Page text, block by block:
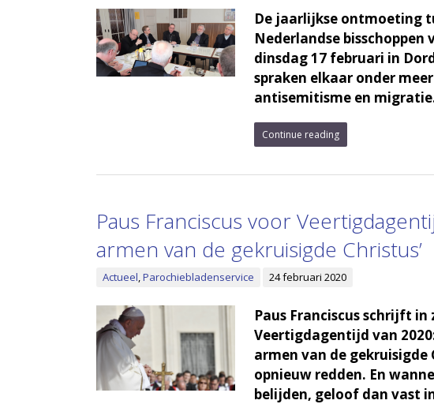
De jaarlijkse ontmoeting
Nederlandse bisschoppen
dinsdag 17 februari in
spraken elkaar onder
antisemitisme en
Continue reading
Paus Franciscus voor
armen van de gekruisigde Christus’
Actueel,Parochiebladenservice 24 februari 2020
Paus Franciscus schrijft
Veertigdagentijd van
armen van de gekruisigde
opnieuw redden. En
belijden, geloof dan vast